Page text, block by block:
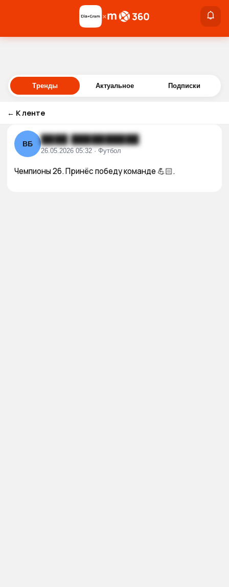
Войти
×
Тренды Актуальное Подписки
← К ленте
ВБ ████ ██████████
26.05.2026 05:32 · Футбол
Чемпионы 26. Принёс победу команде 💪🏻.